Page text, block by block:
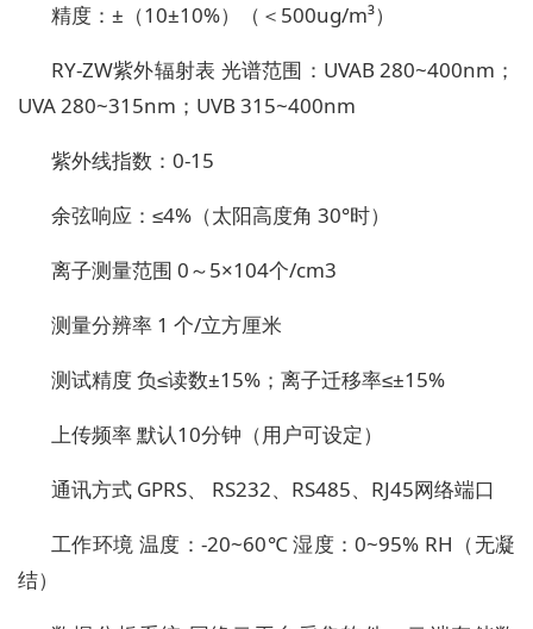
精度：±（10±10%）（＜500ug/m³）
RY-ZW紫外辐射表 光谱范围：UVAB 280~400nm；
UVA 280~315nm；UVB 315~400nm
紫外线指数：0-15
余弦响应：≤4%（太阳高度角 30°时）
离子测量范围 0～5×104个/cm3
测量分辨率 1 个/立方厘米
测试精度负≤读数±15%；离子迁移率≤±15%
上传频率默认10分钟（用户可设定）
通讯方式 GPRS、 RS232、RS485、RJ45网络端口
工作环境 温度：-20~60℃ 湿度：0~95% RH（无凝
结）